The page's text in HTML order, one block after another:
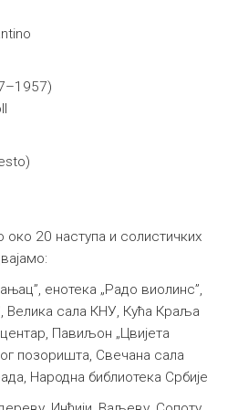
око 20 наступа и солистичких
енотека „Радо виолинс”,
Велика сала КНУ, Кућа Краља
Павиљон „Цвијета
позоришта, Свечана сала
Народна библиотека Србије